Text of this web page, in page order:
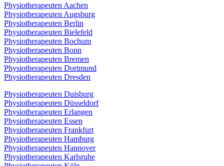
Physiotherapeuten Aachen
Physiotherapeuten Augsburg
Physiotherapeuten Berlin
Physiotherapeuten Bielefeld
Physiotherapeuten Bochum
Physiotherapeuten Bonn
Physiotherapeuten Bremen
Physiotherapeuten Dortmund
Physiotherapeuten Dresden
Physiotherapeuten Duisburg
Physiotherapeuten Düsseldorf
Physiotherapeuten Erlangen
Physiotherapeuten Essen
Physiotherapeuten Frankfurt
Physiotherapeuten Hamburg
Physiotherapeuten Hannover
Physiotherapeuten Karlsruhe